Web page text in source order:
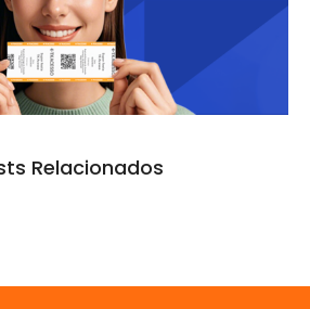
Relacionados